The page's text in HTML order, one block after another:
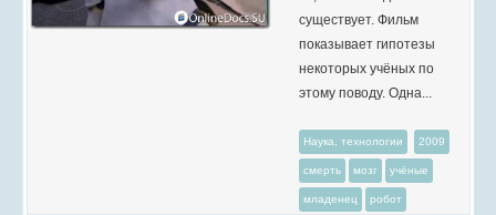
существует. Фильм
показывает гипотезы
некоторых учёных по
этому поводу. Одна...
Наука, технологии 2009
смерть мозг учёные
младенец робот